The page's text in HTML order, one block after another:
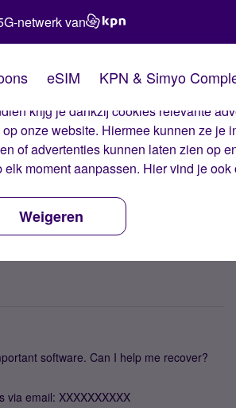
Met deze cookies zorgen wij
krijg je dankzij cookies relevante
onze website. Hiermee kunnen ze je
of advertenties kunnen laten zien op
elk moment aanpassen. Hier vind je ook
Weigeren
netwerk van
eSIM KPN & Simyo
software. Can I help me recover?
email: XXXXXXXXXX